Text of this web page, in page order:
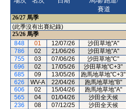
賽道
26/27 馬季
(此季沒有出賽紀錄)
25/26 馬季
848
01 12/07/26 沙田草地"A"
786
02 21/06/26 沙田草地"A"
755
03 07/06/26 沙田草地"C"
696
02 17/05/26 沙田草地"C+3"
685
09 13/05/26 跑馬地草地"C+3"
626
WV-A 22/04/26 跑馬地草地"B"
606
02 15/04/26 跑馬地草地"A"
565
04 01/04/26 沙田全天候
236
08 07/12/25 沙田全天候